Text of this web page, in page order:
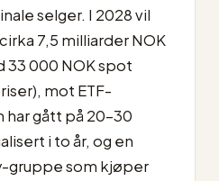
selger. I 2028 vil
7,5 milliarder NOK
33 000 NOK spot
mot ETF-
gått på 20–30
i to år, og en
gruppe som kjøper